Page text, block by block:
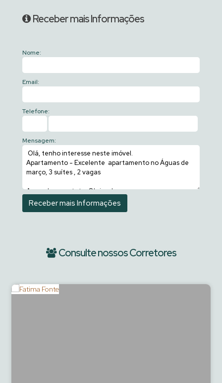
Receber mais Informações
Nome:
Email:
Telefone:
Mensagem:
Consulte nossos Corretores